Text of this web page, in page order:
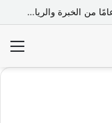
مجموعة شركات ملجراميكال.. أكثر من 85 عامًا من الخبرة والريادة في صناعة وتجارة الموازين